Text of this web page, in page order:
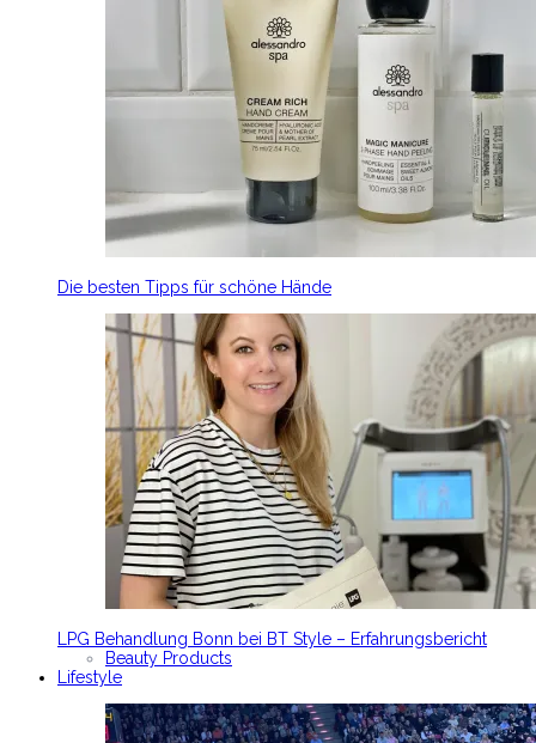
Die besten Tipps für schöne Hände
LPG Behandlung Bonn bei BT Style – Erfahrungsbericht
Beauty Products
Lifestyle